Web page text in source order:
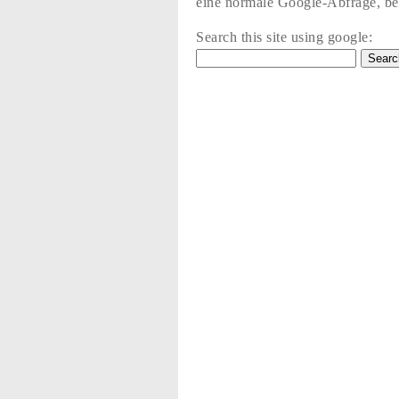
Search this site using google: